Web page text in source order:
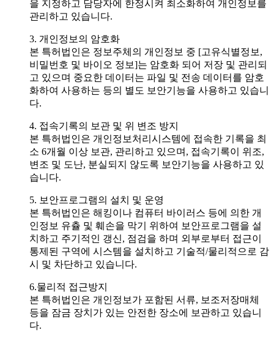
을 지정하고 담당자에 한정시켜 최소화하여 개인정보를
관리하고 있습니다.
3. 개인정보의 암호화
본 특허법인은 정보주체의 개인정보 중 [고유식별정보,
비밀번호 및 바이오 정보]는 암호화 되어 저장 및 관리되
고 있으며 중요한 데이터는 파일 및 전송 데이터를 암호
화하여 사용하는 등의 별도 보안기능을 사용하고 있습니
다.
4. 접속기록의 보관 및 위 변조 방지
본 특허법인은 개인정보처리시스템에 접속한 기록을 최
소 6개월 이상 보관, 관리하고 있으며, 접속기록이 위조,
변조 및 도난, 분실되지 않도록 보안기능을 사용하고 있
습니다.
5. 보안프로그램의 설치 및 운영
본 특허법인은 해킹이나 컴퓨터 바이러스 등에 의한 개
인정보 유츌 및 훼손을 막기 위하여 보안프로그램을 설
치하고 주기적인 갱신, 점검을 하며 외부로부터 접근이
통제된 구역에 시스템을 설치하고 기술적/물리적으로 감
시 및 차단하고 있습니다.
6.물리적 접근방지
본 특허법인은 개인정보가 포함된 서류, 보조저장매체
등을 잠금 장치가 있는 안전한 장소에 보관하고 있습니
다.